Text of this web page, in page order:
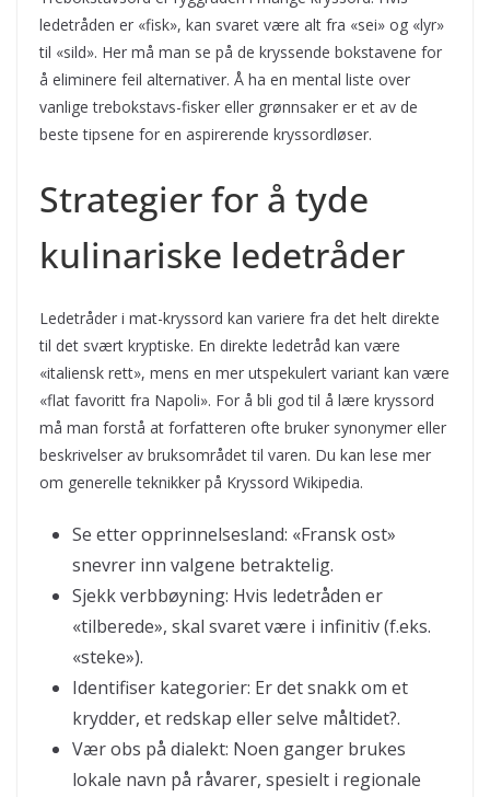
ledetråden er «fisk», kan svaret være alt fra «sei» og «lyr»
til «sild». Her må man se på de kryssende bokstavene for
å eliminere feil alternativer. Å ha en mental liste over
vanlige trebokstavs-fisker eller grønnsaker er et av de
beste tipsene for en aspirerende kryssordløser.
Strategier for å tyde
kulinariske ledetråder
Ledetråder i mat-kryssord kan variere fra det helt direkte
til det svært kryptiske. En direkte ledetråd kan være
«italiensk rett», mens en mer utspekulert variant kan være
«flat favoritt fra Napoli». For å bli god til å lære kryssord
må man forstå at forfatteren ofte bruker synonymer eller
beskrivelser av bruksområdet til varen. Du kan lese mer
om generelle teknikker på Kryssord Wikipedia.
Se etter opprinnelsesland: «Fransk ost»
snevrer inn valgene betraktelig.
Sjekk verbbøyning: Hvis ledetråden er
«tilberede», skal svaret være i infinitiv (f.eks.
«steke»).
Identifiser kategorier: Er det snakk om et
krydder, et redskap eller selve måltidet?.
Vær obs på dialekt: Noen ganger brukes
lokale navn på råvarer, spesielt i regionale